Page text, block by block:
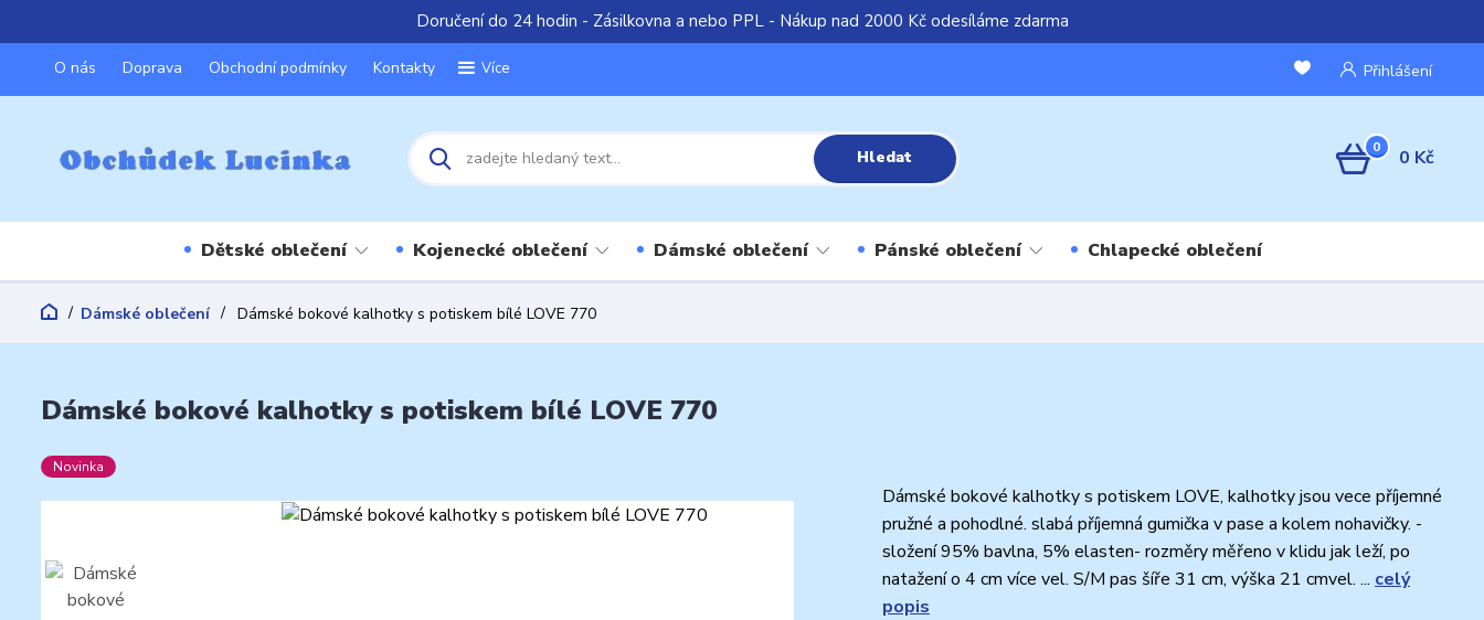
Doručení do 24 hodin - Zásilkovna a nebo PPL - Nákup nad 2000 Kč odesíláme zdarma
O nás Doprava Obchodní podmínky Kontakty Více Přihlášení
Hledat 0 0 Kč
Dětské oblečení Kojenecké oblečení Dámské oblečení Pánské oblečení Chlapecké oblečení
Dámské oblečení Dámské bokové kalhotky s potiskem bílé LOVE 770
Dámské bokové kalhotky s potiskem bílé LOVE 770
Novinka
Dámské bokové kalhotky s potiskem LOVE, kalhotky jsou vece příjemné
pružné a pohodlné. slabá příjemná gumička v pase a kolem nohavičky. -
složení 95% bavlna, 5% elasten- rozměry měřeno v klidu jak leží, po
natažení o 4 cm více vel. S/M pas šíře 31 cm, výška 21 cmvel. ... celý
popis